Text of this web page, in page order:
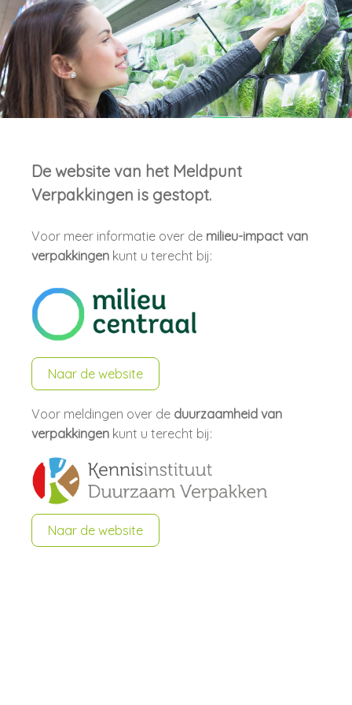
De website van het Meldpunt
Verpakkingen is gestopt.
Voor meer informatie over de milieu-impact van
verpakkingen kunt u terecht bij:
Naar de website
Voor meldingen over de duurzaamheid van
verpakkingen kunt u terecht bij:
Naar de website